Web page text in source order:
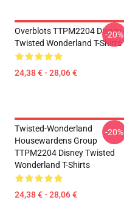
Overblots TTPM2204 Disney
Twisted Wonderland T-Shirts
24,38 € - 28,06 €
-20%
Twisted-Wonderland
Housewardens Group
TTPM2204 Disney Twisted
Wonderland T-Shirts
24,38 € - 28,06 €
-20%